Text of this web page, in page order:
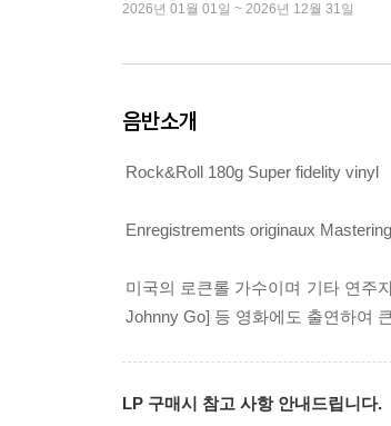
2026년 01월 01일 ~ 2026년 12월 31일
음반소개
Rock&Roll 180g Super fidelity vinyl
Enregistrements originaux
미국의 로큰롤 가수이며 기타 연주
Johnny Go] 등 영화에도 출연하여
LP 구매시 참고 사항 안내드립니다.